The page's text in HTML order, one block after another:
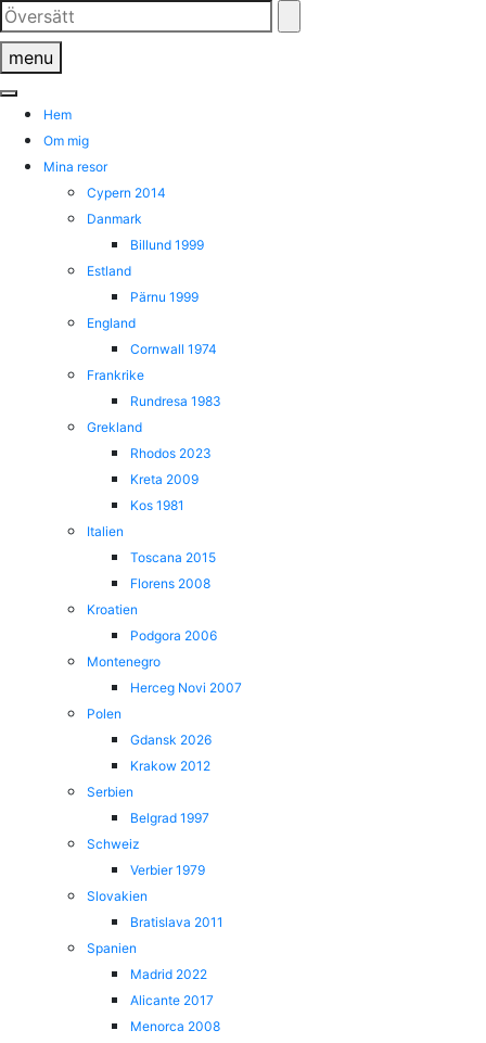
Skip
to
content
menu
Hem
Om mig
Mina resor
Cypern 2014
Danmark
Billund 1999
Estland
Pärnu 1999
England
Cornwall 1974
Frankrike
Rundresa 1983
Grekland
Rhodos 2023
Kreta 2009
Kos 1981
Italien
Toscana 2015
Florens 2008
Kroatien
Podgora 2006
Montenegro
Herceg Novi 2007
Polen
Gdansk 2026
Krakow 2012
Serbien
Belgrad 1997
Schweiz
Verbier 1979
Slovakien
Bratislava 2011
Spanien
Madrid 2022
Alicante 2017
Menorca 2008